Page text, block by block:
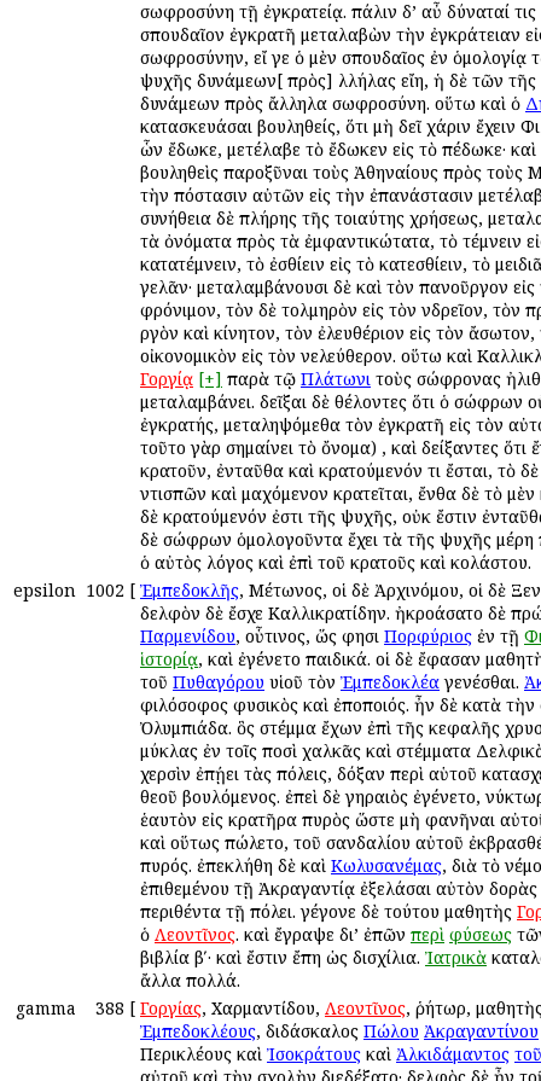
σωφροσύνη τῇ ἐγκρατείᾳ. πάλιν δ’ αὖ δύναταί τις
σπουδαῖον ἐγκρατῆ μεταλαβὼν τὴν ἐγκράτειαν
σωφροσύνην, εἴ γε ὁ μὲν σπουδαῖος ἐν ὁμολογίᾳ
ψυχῆς δυνάμεων[ πρὸς] ἀλλήλας εἴη, ἡ δὲ τῶν
δυνάμεων πρὸς ἄλληλα σωφροσύνη. οὕτω καὶ ὁ
κατασκευάσαι βουληθείς, ὅτι μὴ δεῖ χάριν ἔχειν
ὧν ἔδωκε, μετέλαβε τὸ ἔδωκεν εἰς τὸ ἀπέδωκε·
βουληθεὶς παροξῦναι τοὺς Ἀθηναίους πρὸς τοὺς
τὴν ἀπόστασιν αὐτῶν εἰς τὴν ἐπανάστασιν
συνήθεια δὲ πλήρης τῆς τοιαύτης χρήσεως,
τὰ ὀνόματα πρὸς τὰ ἐμφαντικώτατα, τὸ τέμνειν
κατατέμνειν, τὸ ἐσθίειν εἰς τὸ κατεσθίειν, τὸ
γελᾶν· μεταλαμβάνουσι δὲ καὶ τὸν πανοῦργον εἰς
φρόνιμον, τὸν δὲ τολμηρὸν εἰς τὸν ἀνδρεῖον, τὸν
ἀργὸν καὶ ἀκίνητον, τὸν ἐλευθέριον εἰς τὸν
οἰκονομικὸν εἰς τὸν ἀνελεύθερον. οὕτω καὶ
Γοργίᾳ [+] παρὰ τῷ Πλάτωνι τοὺς σώφρονας
μεταλαμβάνει. δεῖξαι δὲ θέλοντες ὅτι ὁ σώφρων
ἐγκρατής, μεταληψόμεθα τὸν ἐγκρατῆ εἰς τὸν
τοῦτο γὰρ σημαίνει τὸ ὄνομα) , καὶ δείξαντες ὅτι
κρατοῦν, ἐνταῦθα καὶ κρατούμενόν τι ἔσται, τὸ
ἀντισπῶν καὶ μαχόμενον κρατεῖται, ἔνθα δὲ τὸ
δὲ κρατούμενόν ἐστι τῆς ψυχῆς, οὐκ ἔστιν
δὲ σώφρων ὁμολογοῦντα ἔχει τὰ τῆς ψυχῆς μέρη
ὁ αὐτὸς λόγος καὶ ἐπὶ τοῦ ἀκρατοῦς καὶ ἀκολάστου.
epsilon 1002 [ Ἐμπεδοκλῆς, Μέτωνος, οἱ δὲ Ἀρχινόμου, οἱ δὲ
ἀδελφὸν δὲ ἔσχε Καλλικρατίδην. ἠκροάσατο δὲ
Παρμενίδου, οὗτινος, ὥς φησι Πορφύριος ἐν τῇ
ἱστορίᾳ, καὶ ἐγένετο παιδικά. οἱ δὲ ἔφασαν
τοῦ Πυθαγόρου υἱοῦ τὸν Ἐμπεδοκλέαγενέσθαι.
φιλόσοφος φυσικὸς καὶ ἐποποιός. ἦν δὲ κατὰ τὴν
Ὀλυμπιάδα. ὃς στέμμα ἔχων ἐπὶ τῆς κεφαλῆς
ἀμύκλας ἐν τοῖς ποσὶ χαλκᾶς καὶ στέμματα
χερσὶν ἐπῄει τὰς πόλεις, δόξαν περὶ αὑτοῦ
θεοῦ βουλόμενος. ἐπεὶ δὲ γηραιὸς ἐγένετο,
ἑαυτὸν εἰς κρατῆρα πυρὸς ὥστε μὴ φανῆναι
καὶ οὕτως ἀπώλετο, τοῦ σανδαλίου αὐτοῦ
πυρός. ἐπεκλήθη δὲ καὶ Κωλυσανέμας, διὰ τὸ
ἐπιθεμένου τῇ Ἀκραγαντίᾳ ἐξελάσαι αὐτὸν
περιθέντα τῇ πόλει. γέγονε δὲ τούτου μαθητὴς
ὁ Λεοντῖνος. καὶ ἔγραψε δι’ ἐπῶν περὶ φύσεως
βιβλία βʹ· καὶ ἔστιν ἔπη ὡς δισχίλια. Ἰατρικὰ
ἄλλα πολλά.
gamma
388 [ Γοργίας, Χαρμαντίδου, Λεοντῖνος, ῥήτωρ,
Ἐμπεδοκλέους, διδάσκαλος Πώλου Ἀκραγαντίνου
Περικλέους καὶ Ἰσοκράτους καὶ Ἀλκιδάμαντος τοῦ